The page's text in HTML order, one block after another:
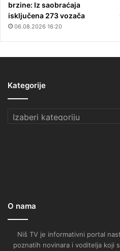
brzine: Iz saobraćaja
isključena 273 vozača
06.08.2026 16:20
Kategorije
Kategorije
O nama
Niš TV je informativni portal
poznatih novinara i voditelja koji